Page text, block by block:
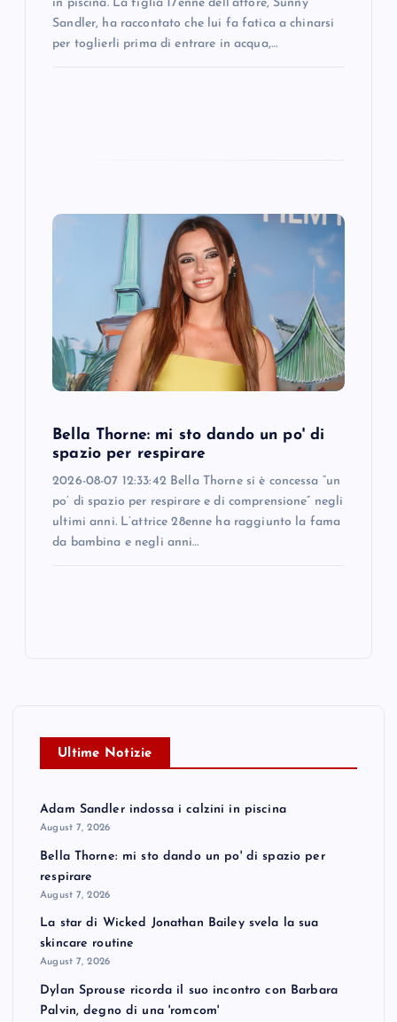
in piscina. La figlia 17enne dell’attore, Sunny
Sandler, ha raccontato che lui fa fatica a chinarsi
per toglierli prima di entrare in acqua,…
Bella Thorne: mi sto dando un po' di
spazio per respirare
2026-08-07 12:33:42 Bella Thorne si è concessa “un
po’ di spazio per respirare e di comprensione” negli
ultimi anni. L’attrice 28enne ha raggiunto la fama
da bambina e negli anni…
Ultime Notizie
Adam Sandler indossa i calzini in piscina
August 7, 2026
Bella Thorne: mi sto dando un po' di spazio per
respirare
August 7, 2026
La star di Wicked Jonathan Bailey svela la sua
skincare routine
August 7, 2026
Dylan Sprouse ricorda il suo incontro con Barbara
Palvin, degno di una 'romcom'